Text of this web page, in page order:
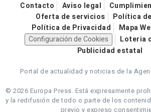
Contacto Aviso legal
Oferta de servicios
Política
Política de Privacidad
Mapa
Configuración de Cookies
Loteria
Publicidad estatal
Portal de actualidad y noticias de la
© 2026 Europa Press. Está expresamente
y la redifusión de todo o parte de los
previo y expreso